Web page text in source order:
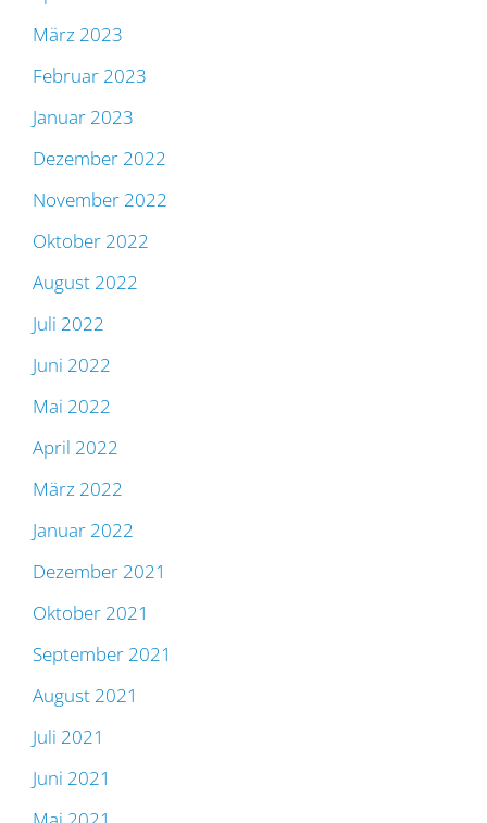
März 2023
Februar 2023
Januar 2023
Dezember 2022
November 2022
Oktober 2022
August 2022
Juli 2022
Juni 2022
Mai 2022
April 2022
März 2022
Januar 2022
Dezember 2021
Oktober 2021
September 2021
August 2021
Juli 2021
Juni 2021